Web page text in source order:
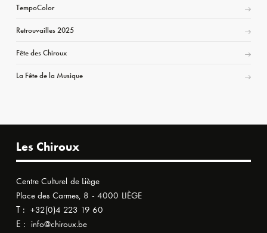
TempoColor
Retrouvailles 2025
Fête des Chiroux
La Fête de la Musique
Les Chiroux
Centre Culturel de Liège
Place des Carmes, 8 - 4000 LIÈGE
T : +32(0)4 223 19 60
E : info@chiroux.be